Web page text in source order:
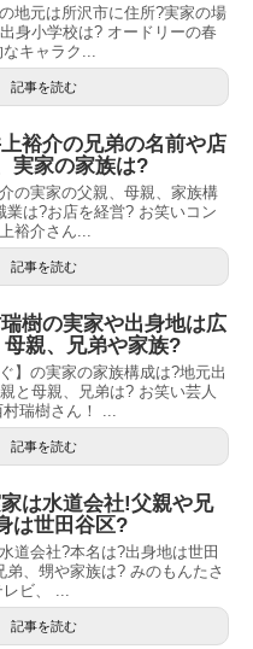
地元は所沢市に住所?実家の場
身小学校は? オードリーの春
なキャラク...
記事を読む
裕介の兄弟の名前や店
実家の家族は?
の実家の父親、母親、家族構
業は?お店を経営? お笑いコン
裕介さん...
記事を読む
樹の実家や出身地は広
親、兄弟や家族?
】の実家の家族構成は?地元出
と母親、兄弟は? お笑い芸人
瑞樹さん！ ...
記事を読む
は水道会社!父親や兄
は世田谷区?
道会社?本名は?出身地は世田
、甥や家族は? みのもんたさ
レビ、 ...
記事を読む